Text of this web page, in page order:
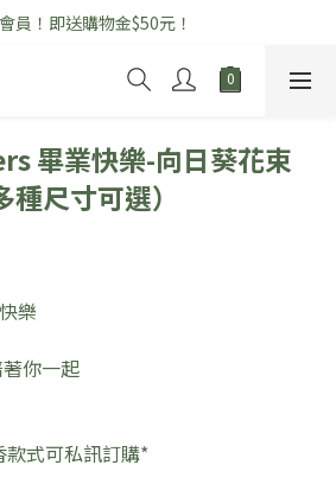
人節花禮早鳥優惠中 /
員！即送購物金$50元！
籃全品項享「免運」優惠！
畢業快樂-向日葵花束
種尺寸可選）
樂
你一起
式可私訊訂購*